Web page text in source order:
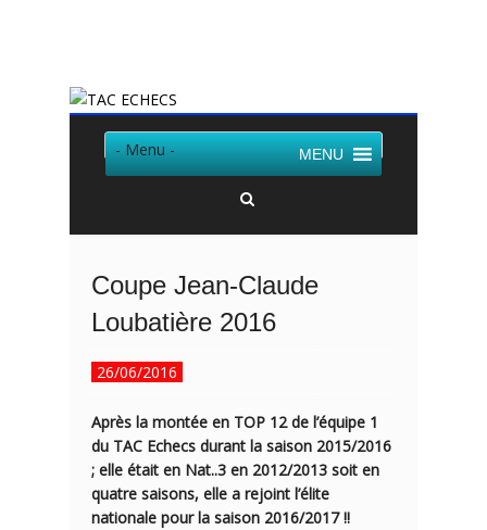
- Menu - MENU
Coupe Jean-Claude
Loubatière 2016
26/06/2016
Après la montée en TOP 12de l’équipe 1
du TAC Echecs durant la saison 2015/2016
; elle était en Nat..3 en 2012/2013 soit en
quatre saisons, elle a rejoint l’élite
nationale pour la saison 2016/2017 !!